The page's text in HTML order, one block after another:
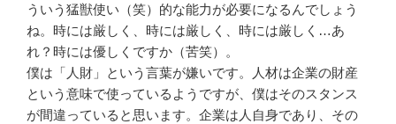
ういう猛獣使い（笑）的な能力が必要になるんでしょう
ね。時には厳しく、時には厳しく、時には厳しく…あ
れ？時には優しくですか（苦笑）。
僕は「人財」という言葉が嫌いです。人材は企業の財産
という意味で使っているようですが、僕はそのスタンス
が間違っていると思います。企業は人自身であり、その